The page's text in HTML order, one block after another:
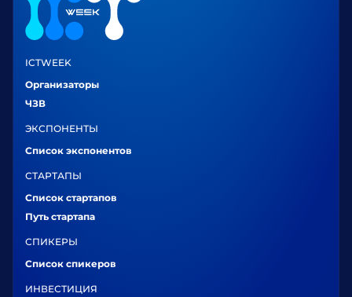
ICTWEEK
Организаторы
ЧЗВ
ЭКСПОНЕНТЫ
Список экспонентов
СТАРТАПЫ
Список стартапов
Путь стартапа
СПИКЕРЫ
Список спикеров
ИНВЕСТИЦИЯ